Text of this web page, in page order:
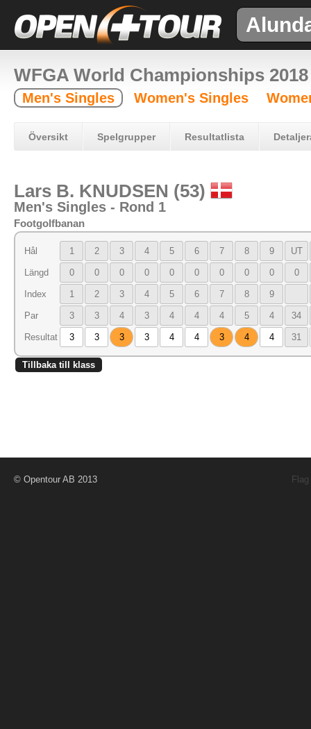
WFGA World Championships 2018
Men's Singles Women's Singles
Översikt Spelgrupper Resultatlista
Lars B. KNUDSEN (53)
Men's Singles - Rond 1
Footgolfbanan
Hål 1 2 3 4 5 6 7 8 9 UT
Längd 0 0 0 0 0 0 0 0 0 0
Index 1 2 3 4 5 6 7 8 9
Par 3 3 4 3 4 4 4 5 4 34
Resultat 3 3 3 3 4 4 3 4 4 31
Tillbaka till klass
© Opentour AB 2013